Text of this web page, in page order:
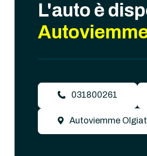
L'auto è
031800261
Autoviemme